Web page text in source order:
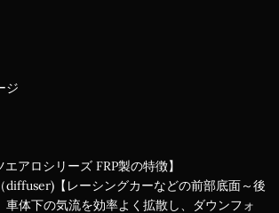
ジ
エアロシリーズ FRP製の特徴】
diffuser)【レーシングカーなどの前部底面～後
車体下の気流を効率よく拡散し、ダウンフォ